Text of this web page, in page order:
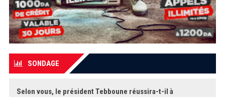
SONDAGE
Selon vous, le président Tebboune réussira-t-il à